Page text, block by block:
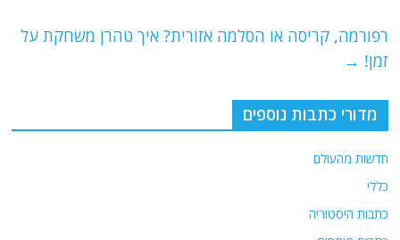
k
רפורמה, קריסה או הסלמה אזורית? איך טהרן משחקת על
זמן! →
מדורי כתבות נוספים
חדשות מהעולם
כללי
כתבות היסטוריה